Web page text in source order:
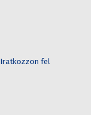
Iratkozzon fel